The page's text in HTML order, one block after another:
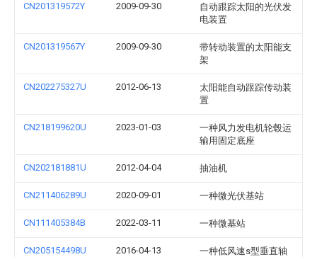
CN201319572Y 2009-09-30
自动跟踪太阳的光伏发
电装置
CN201319567Y 2009-09-30
带转动装置的太阳能支
架
CN202275327U 2012-06-13
太阳能自动跟踪传动装
置
CN218199620U 2023-01-03
一种风力发电机轮毂运
输用固定底座
CN202181881U 2012-04-04 抽油机
CN211406289U 2020-09-01 一种微光伏基站
CN111405384B 2022-03-11 一种微基站
CN205154498U 2016-04-13
一种低风速s型垂直轴